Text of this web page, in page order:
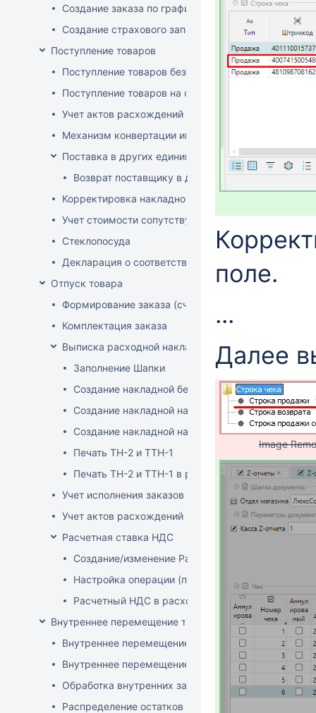
Создание заказа по графику
Создание страхового запаса
Поступление товаров
Поступление товаров без заказа
Поступление товаров на основе заказа
Учет актов расхождений при поступлении товаров
Механизм конвертации инвойсов из иностранной
Поставка в других единицах
Возврат поставщику в других единицах
Корректировка накладной (РФ)
Учет стоимости сопутствующих услуг в приходе
Стеклопосуда
Декларация о соответствии
Отпуск товара
Формирование заказа (счета-фактуры)
Комплектация заказа
Выписка расходной накладной
Заполнение Шапки
Создание накладной без заказа
Создание накладной на основе заказа
Создание накладной на основе документа ТСД
Печать ТН-2 и ТТН-1
Печать ТН-2 и ТТН-1 в розничных ценах
Учет исполнения заказов на продажу
Учет актов расхождений при отгрузке товара
Расчетная ставка НДС
Создание/изменение Расчетной ставки НДС
Настройка операции (продажа)
Расчетный НДС в расходных документах
Внутреннее перемещение товаров
Внутреннее перемещение через документ
Внутреннее перемещение через накладные (РБ)
Обработка внутренних заказов
Распределение остатков склада по заказам
поле.
...
Далее
Image